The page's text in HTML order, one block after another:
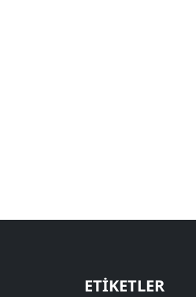
ETIKETLER